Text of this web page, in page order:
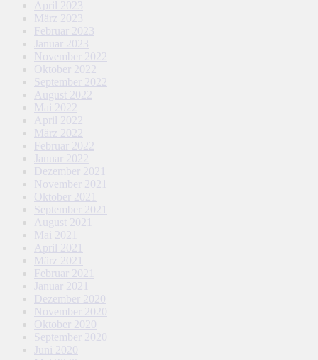
April 2023
März 2023
Februar 2023
Januar 2023
November 2022
Oktober 2022
September 2022
August 2022
Mai 2022
April 2022
März 2022
Februar 2022
Januar 2022
Dezember 2021
November 2021
Oktober 2021
September 2021
August 2021
Mai 2021
April 2021
März 2021
Februar 2021
Januar 2021
Dezember 2020
November 2020
Oktober 2020
September 2020
Juni 2020